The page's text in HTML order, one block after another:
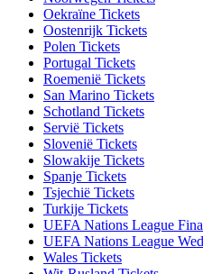
Oekraïne Tickets
Oostenrijk Tickets
Polen Tickets
Portugal Tickets
Roemenië Tickets
San Marino Tickets
Schotland Tickets
Servië Tickets
Slovenië Tickets
Slowakije Tickets
Spanje Tickets
Tsjechië Tickets
Turkije Tickets
UEFA Nations League
UEFA Nations League
Wales Tickets